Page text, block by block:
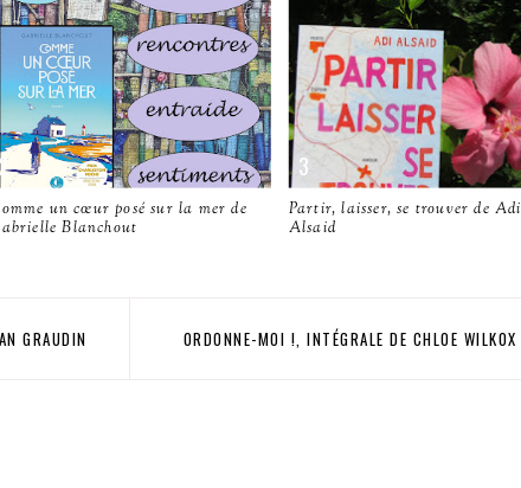
un cœur posé sur la mer de
Blanchout
Partir, laisser, se trouver de Adi
Alsaid
GRAUDIN ORDONNE-MOI !, INTÉGRALE DE CHLOE WILKOX